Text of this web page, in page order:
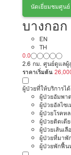
นัดเยี่ยมชมศูนย์
บางกอ
EN
TH
0.0
2.6 กม. ศูนย์ดูแลผู้
ราคาเริ่มต้น
ผู้ป่วยที่ให้บริการได้
ผู้ป่วยอัมพา
ผู้ป่วยอัลไซเ
ผู้ป่วยโรคห
ผู้ป่วยติดเตี
ผู้ป่วยเส้นเ
ผู้ป่วยที่มาพั
ผู้ป่วยพักฟื้น